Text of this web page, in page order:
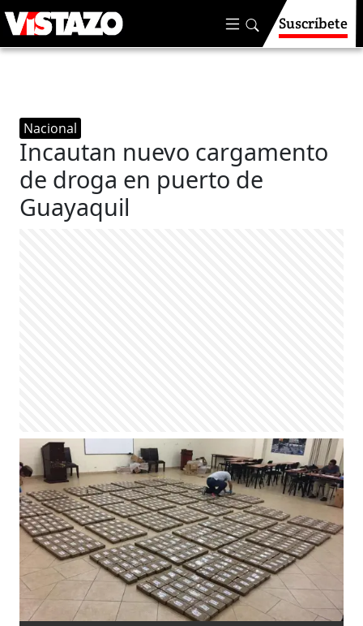
Suscríbete
Nacional
Incautan nuevo cargamento
de droga en puerto de
Guayaquil